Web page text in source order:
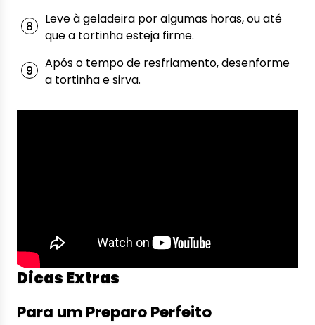
Leve à geladeira por algumas horas, ou até
que a tortinha esteja firme.
Após o tempo de resfriamento, desenforme
a tortinha e sirva.
Dicas Extras
Para um Preparo Perfeito